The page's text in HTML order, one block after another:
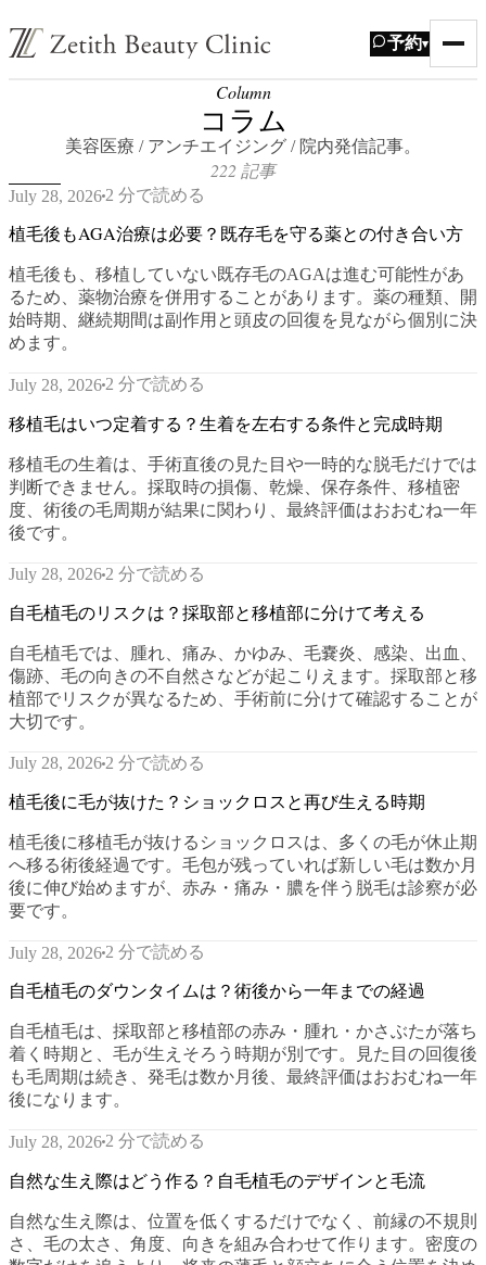
予約▾
Column
コラム
美容医療 / アンチエイジング / 院内発信記事。
222 記事
July 28, 2026 2 分で読める
植毛後もAGA治療は必要？既存毛を守る薬との付き合い方
植毛後も、移植していない既存毛のAGAは進む可能性があ
るため、薬物治療を併用することがあります。薬の種類、開
始時期、継続期間は副作用と頭皮の回復を見ながら個別に決
めます。
July 28, 2026 2 分で読める
移植毛はいつ定着する？生着を左右する条件と完成時期
移植毛の生着は、手術直後の見た目や一時的な脱毛だけでは
判断できません。採取時の損傷、乾燥、保存条件、移植密
度、術後の毛周期が結果に関わり、最終評価はおおむね一年
後です。
July 28, 2026 2 分で読める
自毛植毛のリスクは？採取部と移植部に分けて考える
自毛植毛では、腫れ、痛み、かゆみ、毛嚢炎、感染、出血、
傷跡、毛の向きの不自然さなどが起こりえます。採取部と移
植部でリスクが異なるため、手術前に分けて確認することが
大切です。
July 28, 2026 2 分で読める
植毛後に毛が抜けた？ショックロスと再び生える時期
植毛後に移植毛が抜けるショックロスは、多くの毛が休止期
へ移る術後経過です。毛包が残っていれば新しい毛は数か月
後に伸び始めますが、赤み・痛み・膿を伴う脱毛は診察が必
要です。
July 28, 2026 2 分で読める
自毛植毛のダウンタイムは？術後から一年までの経過
自毛植毛は、採取部と移植部の赤み・腫れ・かさぶたが落ち
着く時期と、毛が生えそろう時期が別です。見た目の回復後
も毛周期は続き、発毛は数か月後、最終評価はおおむね一年
後になります。
July 28, 2026 2 分で読める
自然な生え際はどう作る？自毛植毛のデザインと毛流
自然な生え際は、位置を低くするだけでなく、前縁の不規則
さ、毛の太さ、角度、向きを組み合わせて作ります。密度の